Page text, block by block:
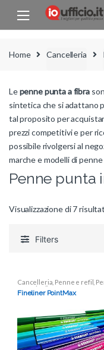
Skip to navigation
Skip to content
Home Cancelleria
Lepenne punta a fibra
sintetica che si adattano
tal proposito per
prezzi competitivi e per
possibile rivolgersi al
marche e modelli di
Penne punta
Visualizzazione di 7
Filters
Cancelleria Penne e refil
punta in fibra
Fineliner PointMax